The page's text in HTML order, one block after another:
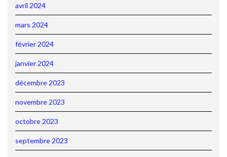
avril 2024
mars 2024
février 2024
janvier 2024
décembre 2023
novembre 2023
octobre 2023
septembre 2023